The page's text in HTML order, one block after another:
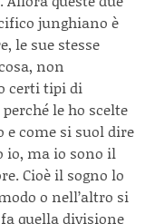
junghiano è
le sue stesse
non
certi tipi di
le ho scelte
e come si suol dire
io, ma io sono il
Cioè il sogno lo
o nell’altro si
quella divisione